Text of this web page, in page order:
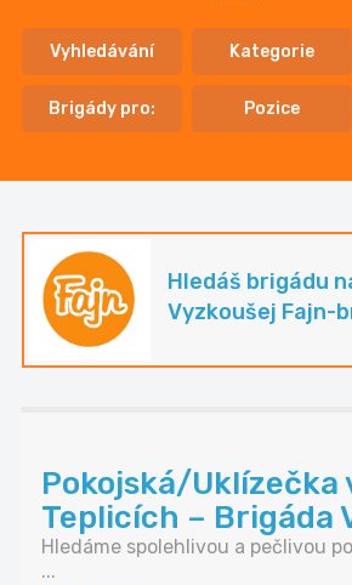
Vyhledávání Kategorie
Brigády pro: Pozice
Hledáš brigádu
Vyzkoušej Fajn-
Pokojská/Uklízečka
Teplicích – Brigáda
Hledáme spolehlivou a pečlivou
...